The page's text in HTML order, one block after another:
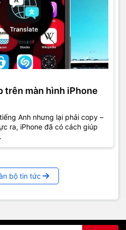
trên màn hình iPhone
Anh nhưng lại phải copy –
ra, iPhone đã có cách giúp
bộ tin tức